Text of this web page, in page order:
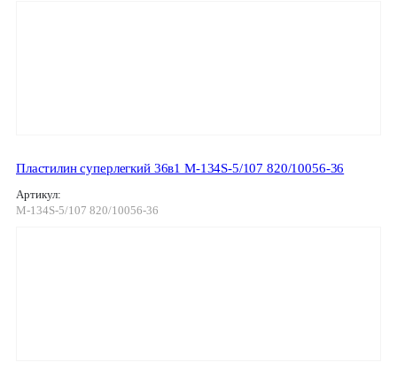
Пластилин суперлегкий 36в1 М-134S-5/107 820/10056-36
Артикул:
М-134S-5/107 820/10056-36